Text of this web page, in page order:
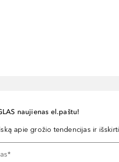
naujienas el.paštu!
apie grožio tendencijas ir
*